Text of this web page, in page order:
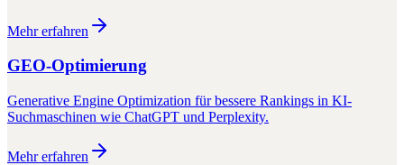
Mehr erfahren
GEO-Optimierung
Generative Engine Optimization für bessere Rankings in KI-
Suchmaschinen wie ChatGPT und Perplexity.
Mehr erfahren